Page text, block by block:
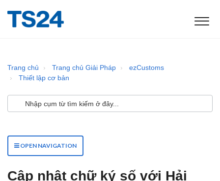
Trang chủ Trang chủ Giải Pháp
ezCustoms
Thiết lập cơ bản
OPEN NAVIGATION
Cập nhật chữ ký số với Hải